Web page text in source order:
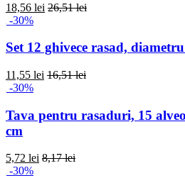
18,56 lei 26,51 lei
-30%
Set 12 ghivece rasad,
11,55 lei 16,51 lei
-30%
Tava pentru rasaduri, 15
cm
5,72 lei 8,17 lei
-30%